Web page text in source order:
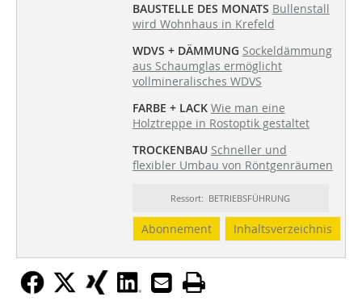
BAUSTELLE DES MONATS Bullenstall
wird Wohnhaus in Krefeld
WDVS + DÄMMUNG Sockeldämmung
aus Schaumglas ermöglicht
vollmineralisches WDVS
FARBE + LACK Wie man eine
Holztreppe in Rostoptik gestaltet
TROCKENBAU Schneller und
flexibler Umbau von Röntgenräumen
Ressort: BETRIEBSFÜHRUNG
Abonnement Inhaltsverzeichnis